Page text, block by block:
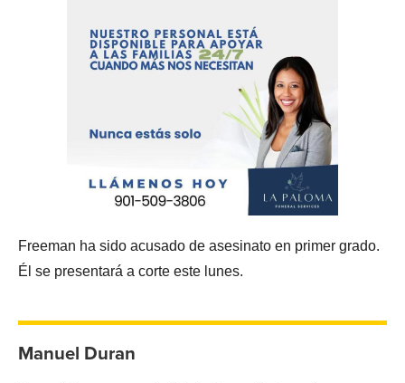
Freeman ha sido acusado de asesinato en primer grado.
Él se presentará a corte este lunes.
Manuel Duran